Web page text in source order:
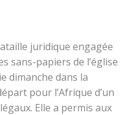
juridique engagée
sans-papiers de l’église
dimanche dans la
pour l’Afrique d’un
Elle a permis aux